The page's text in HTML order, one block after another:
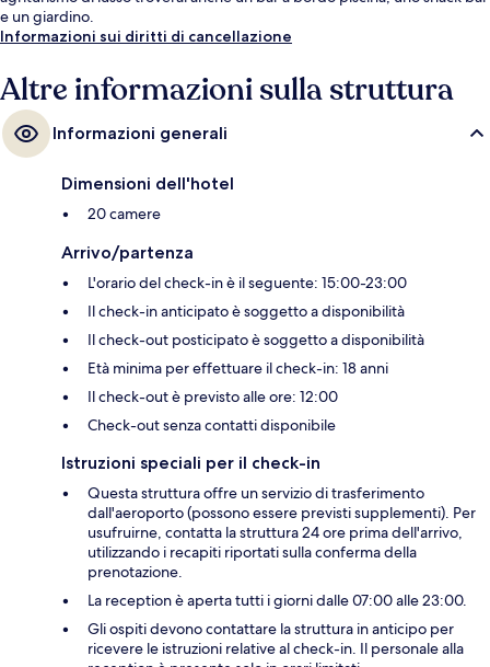
e un giardino.
Informazioni sui diritti di cancellazione
Altre informazioni sulla struttura
Informazioni generali
Dimensioni dell'hotel
20 camere
Arrivo/partenza
L'orario del check-in è il seguente: 15:00-23:00
Il check-in anticipato è soggetto a disponibilità
Il check-out posticipato è soggetto a disponibilità
Età minima per effettuare il check-in: 18 anni
Il check-out è previsto alle ore: 12:00
Check-out senza contatti disponibile
Istruzioni speciali per il check-in
Questa struttura offre un servizio di trasferimento
dall'aeroporto (possono essere previsti supplementi). Per
usufruirne, contatta la struttura 24 ore prima dell'arrivo,
utilizzando i recapiti riportati sulla conferma della
prenotazione.
La reception è aperta tutti i giorni dalle 07:00 alle 23:00.
Gli ospiti devono contattare la struttura in anticipo per
ricevere le istruzioni relative al check-in. Il personale alla